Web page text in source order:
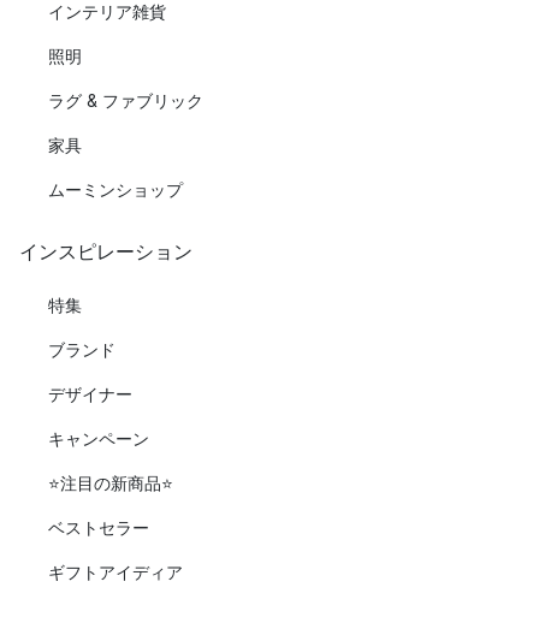
インテリア雑貨
照明
ラグ & ファブリック
家具
ムーミンショップ
インスピレーション
特集
ブランド
デザイナー
キャンペーン
⭐️注目の新商品⭐️
ベストセラー
ギフトアイディア